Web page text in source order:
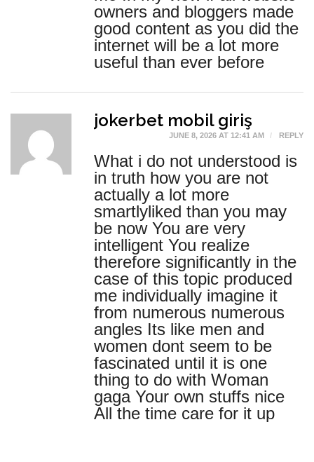
owners and bloggers made
good content as you did the
internet will be a lot more
useful than ever before
jokerbet mobil giriş
JUNE 8, 2026 AT 12:41 AM REPLY
What i do not understood is
in truth how you are not
actually a lot more
smartlyliked than you may
be now You are very
intelligent You realize
therefore significantly in the
case of this topic produced
me individually imagine it
from numerous numerous
angles Its like men and
women dont seem to be
fascinated until it is one
thing to do with Woman
gaga Your own stuffs nice
All the time care for it up